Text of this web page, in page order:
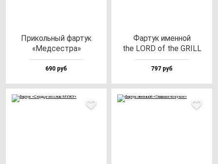
При­коль­ный фар­тук
«Мед­сес­тра»
690 руб
Фар­тук имен­ной
the LORD of the GRILL
797 руб